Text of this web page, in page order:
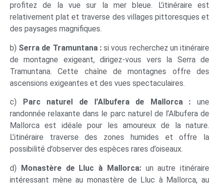
profitez de la vue sur la mer bleue. L’itinéraire est
relativement plat et traverse des villages pittoresques et
des paysages magnifiques.
b) Serra de Tramuntana :si vous recherchez un itinéraire
de montagne exigeant, dirigez-vous vers la Serra de
Tramuntana. Cette chaîne de montagnes offre des
ascensions exigeantes et des vues spectaculaires.
c) Parc naturel de l’Albufera de Mallorca : une
randonnée relaxante dans le parc naturel de l’Albufera de
Mallorca est idéale pour les amoureux de la nature.
L’itinéraire traverse des zones humides et offre la
possibilité d’observer des espèces rares d’oiseaux.
d) Monastère de Lluc à Mallorca:un autre itinéraire
intéressant mène au monastère de Lluc à Mallorca, au